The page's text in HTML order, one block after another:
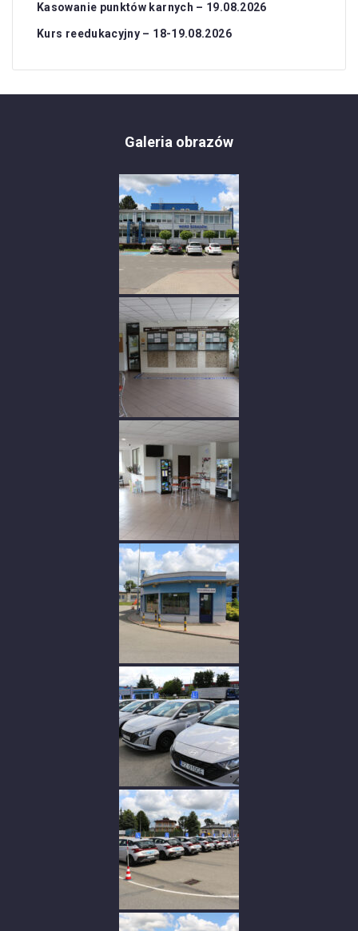
Kasowanie punktów karnych – 19.08.2026
Kurs reedukacyjny – 18-19.08.2026
Galeria obrazów